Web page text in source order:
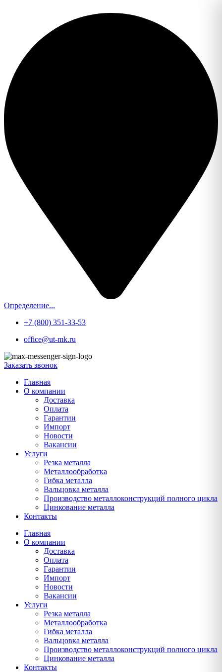
Определение...
+7 (800) 351-33-53
office@ut-mk.ru
Заказать звонок
Главная
О компании
Доставка
Оплата
Гарантии
Импорт
Новости
Вакансии
Услуги
Резка металла
Металлообработка
Гибка металла
Вальцовка металла
Производство металлоконструкций полного цикла
Цинкование металла
Контакты
Главная
О компании
Доставка
Оплата
Гарантии
Импорт
Новости
Вакансии
Услуги
Резка металла
Металлообработка
Гибка металла
Вальцовка металла
Производство металлоконструкций полного цикла
Цинкование металла
Контакты